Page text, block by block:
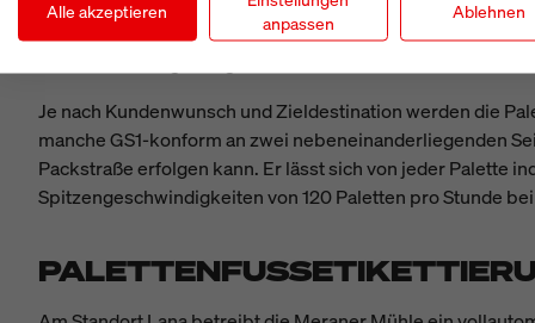
Diese Hubwagen bewegen sich in einer
eigensicheren Bauart keinerlei Schutzzäune. Komplett
Je nach Kundenwunsch und Zieldestination werden die
manche GS1-konform an zwei nebeneinanderliegenden
Packstraße erfolgen kann. Er lässt sich von jeder Palette
Spitzengeschwindigkeiten von 120 Paletten pro Stunde
Alle akzeptieren
anpassen
Ablehnen